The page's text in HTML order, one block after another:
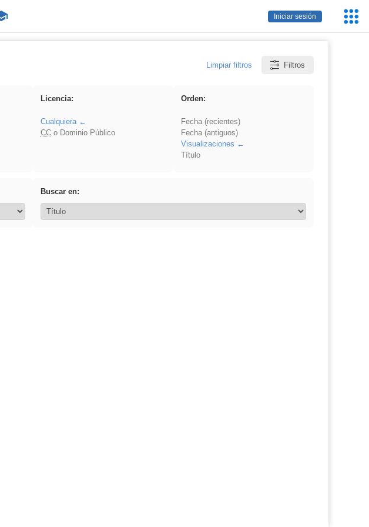
Iniciar sesión
Limpiar filtros Filtros
Licencia:
Cualquiera
CCo Dominio Público
Orden:
Fecha (recientes)
Fecha (antiguos)
Visualizaciones
Título
Buscar en: